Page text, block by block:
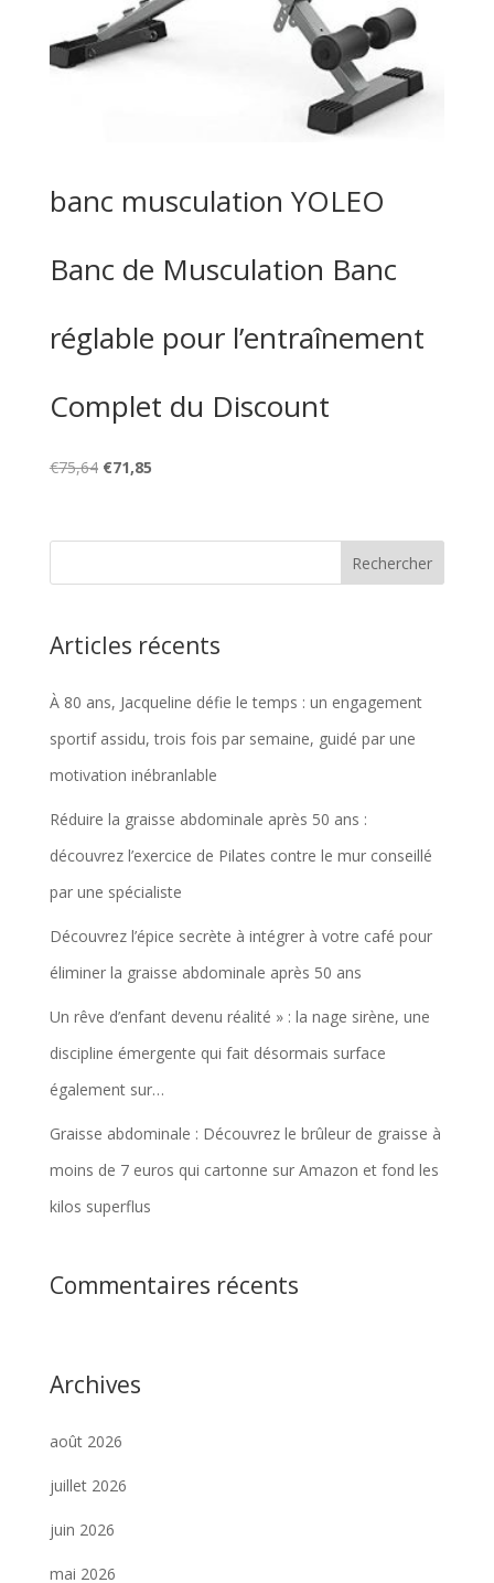
banc musculation YOLEO
Banc de Musculation Banc
réglable pour l’entraînement
Complet du Discount
€75,64 Le
était :
€71,85Le
est :
Articles récents
À 80 ans, Jacqueline défie le temps : un engagement
sportif assidu, trois fois par semaine, guidé par une
motivation inébranlable
Réduire la graisse abdominale après 50 ans :
découvrez l’exercice de Pilates contre le mur conseillé
par une spécialiste
Découvrez l’épice secrète à intégrer à votre café pour
éliminer la graisse abdominale après 50 ans
Un rêve d’enfant devenu réalité » : la nage sirène, une
discipline émergente qui fait désormais surface
également sur…
Graisse abdominale : Découvrez le brûleur de graisse à
moins de 7 euros qui cartonne sur Amazon et fond les
kilos superflus
Commentaires récents
Archives
août 2026
juillet 2026
juin 2026
mai 2026